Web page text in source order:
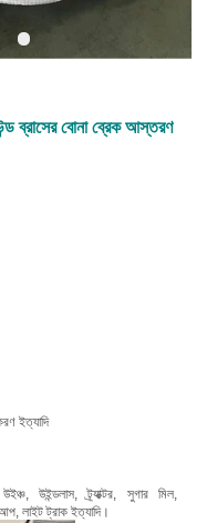
ব্রাসের বোনা ব্রেক আস্তরণ
ইত্যাদি
উইন্ডলাস, ট্র্যাক্টর, সুগার মিল,
লাইট ট্রাক ইত্যাদি।